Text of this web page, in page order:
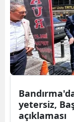
yetersiz,
açıklaması